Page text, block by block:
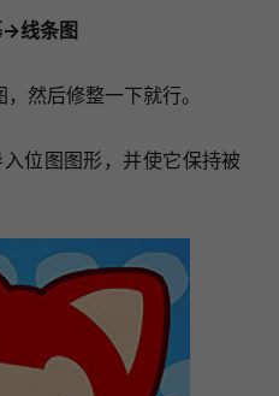
→线条图
然后修整一下就行。
位图图形，并使它保持被